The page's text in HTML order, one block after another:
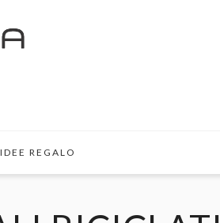
IDEE REGALO